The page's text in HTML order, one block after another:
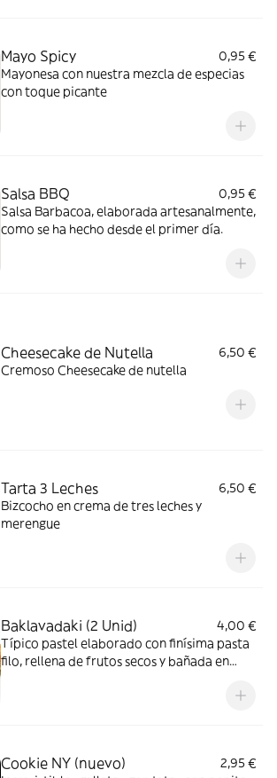
Mayo Spicy
0,95 €
Mayonesa con nuestra mezcla de especias
con toque picante
Salsa BBQ
0,95 €
Salsa Barbacoa, elaborada artesanalmente,
como se ha hecho desde el primer día.
Cheesecake de Nutella
6,50 €
Cremoso Cheesecake de nutella
Tarta 3 Leches
6,50 €
Bizcocho en crema de tres leches y
merengue
Baklavadaki (2 Unid)
4,00 €
Típico pastel elaborado con finísima pasta
filo, rellena de frutos secos y bañada en
Cookie NY (nuevo)
2,95 €